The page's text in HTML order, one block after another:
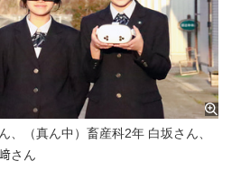
、（真ん中）畜産科2年 白坂さん、
さん